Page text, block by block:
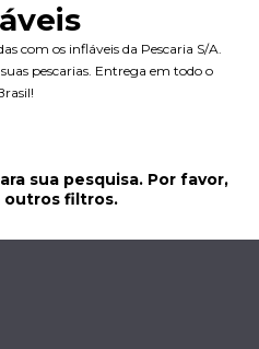
com os infláveis da Pescaria S/A.
pescarias. Entrega em todo o
sua pesquisa. Por favor,
filtros.